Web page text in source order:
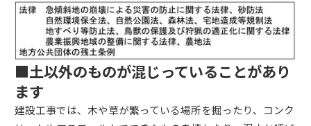
■土以外のものが混じっていることがあり
ます
建設工事では、木や草が繁っている場所を掘ったり、コンク